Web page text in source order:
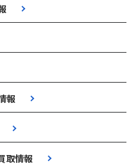
報
取情報